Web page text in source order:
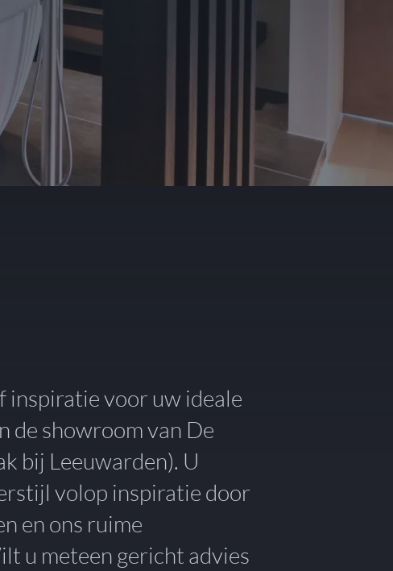
inspiratie voor uw ideale
de showroom van De
bij Leeuwarden). U
volop inspiratie door
en ons ruime
u meteen gericht advies